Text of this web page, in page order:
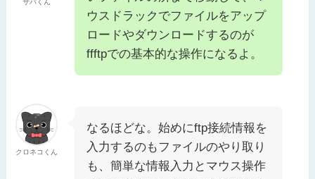
サバくん
ウスドラックでファイルをアップ
ロードやダウンロードするのが
ffftpでの基本的な操作になるよ。
クロネコくん
なるほどな。始めにftp接続情報を
入力するのもファイルのやり取り
も、簡単な情報入力とマウス操作